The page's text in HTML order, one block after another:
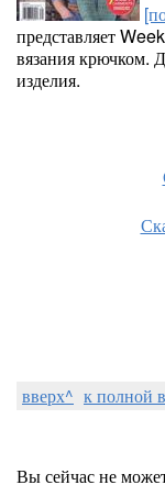
представляет
вязания крючком.
изделия.
вверх^ к полной
Вы сейчас не